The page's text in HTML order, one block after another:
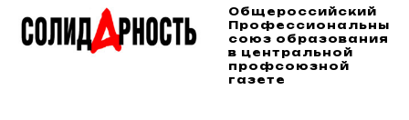
Общероссийский
Профессиональный
союз образования
в центральной
профсоюзной
газете